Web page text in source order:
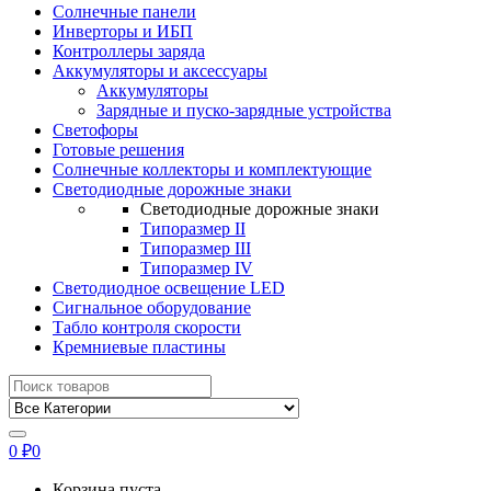
Солнечные панели
Инверторы и ИБП
Контроллеры заряда
Аккумуляторы и аксессуары
Аккумуляторы
Зарядные и пуско-зарядные устройства
Светофоры
Готовые решения
Солнечные коллекторы и комплектующие
Светодиодные дорожные знаки
Светодиодные дорожные знаки
Типоразмер II
Типоразмер III
Типоразмер IV
Светодиодное освещение LED
Сигнальное оборудование
Табло контроля скорости
Кремниевые пластины
Найти:
0 ₽0